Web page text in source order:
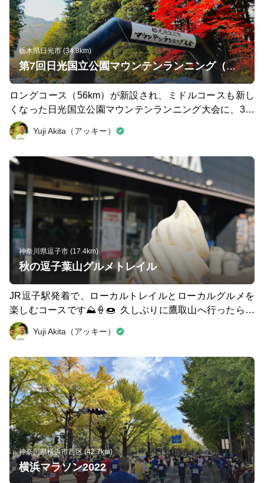
参加した人たちを起点に広がることを願います。 ※西湘
バイパスは大会開催時しか通行できません。ご注意くださ
い。
栃木県日光市 (34.8km)
第7回日光国立公園マウンテンランニング（ミドルコース）
ロングコース（56km）が新設され、ミドルコースも新し
くなった日光国立公園マウンテンランニング大会に、3年
ぶりに参加してきました⛰ https://www.nikkorun.com/ 世
界遺産である日光東照宮への参道からスタートし、日光国
しめるのがミドルコースです。 トレイルランの大会とし
ては短い距離ですが、様々な路面のパートが散りばめられ
ており、景色も足元も飽きさせない、素晴らしいコース設
定となっていました。 コースをよく観察しながら走って
いると、この大会のために整備されているパートが至る所
にあり、「山を走れることは当たり前じゃない」と再認識
することができました。 また、今年は名物「天空回廊」
を登りきると、雲海を見ることができました！！ 同じエ
リアで、同じ時期に走っても、年によって全く異なる表情
を楽しめるのはトレイルランの醍醐味🍁 次はどんな表情
を見せてくれるのか、とても楽しみです！ ※本コースの
一部は、国立公園や私有地を利用しております。通常は通
行できない箇所が複数あるのでご注意ください。
Yuji Akita（アッキー）
神奈川県逗子市 (17.4km)
秋の逗子葉山グルメトレイル
JR逗子駅発着で、ローカルトレイルとローカルグルメを
楽しむコースです⛰🍦🍩 久しぶりに鷹取山へ行ったら、
磨崖仏に蜂の巣ができていました🐝 低山は特に、ハチに
注意です！ 葉山ステーションでは地元の日本茶専門店・
出していて、ほうじ茶ソフトも絶品です。 ゴールしたら
Aid Kitchenであらかじめ頼んでおいたお弁当を受け取っ
て逗子海岸でランチをして、ミサキドーナツでコーヒータ
イム☕️ 他にもいろいろなグルメやスイーツがある町なの
で、アフターもたっぷり楽しめます👍🏽
Yuji Akita（アッキー）
神奈川県横浜市西区 (42.7km)
横浜マラソン2022